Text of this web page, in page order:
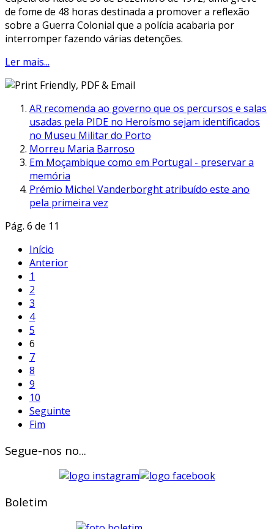
de fome de 48 horas destinada a promover a reflexão
sobre a Guerra Colonial que a polícia acabaria por
interromper fazendo várias detenções.
Ler mais...
AR recomenda ao governo que os percursos e salas
usadas pela PIDE no Heroísmo sejam identificados
no Museu Militar do Porto
Morreu Maria Barroso
Em Moçambique como em Portugal - preservar a
memória
Prémio Michel Vanderborght atribuído este ano
pela primeira vez
Pág. 6 de 11
Início
Anterior
1
2
3
4
5
6
7
8
9
10
Seguinte
Fim
Segue-nos no...
Boletim